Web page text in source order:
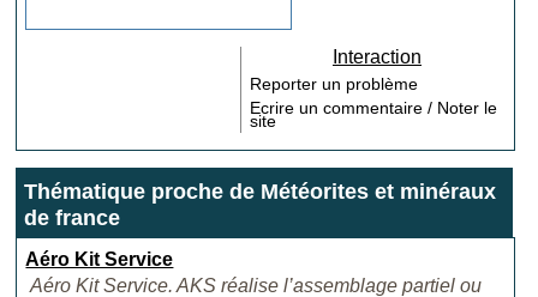
Interaction
Reporter un problème
Ecrire un commentaire / Noter le
site
Thématique proche de Météorites et minéraux
de france
Aéro Kit Service
Aéro Kit Service. AKS réalise l’assemblage partiel ou